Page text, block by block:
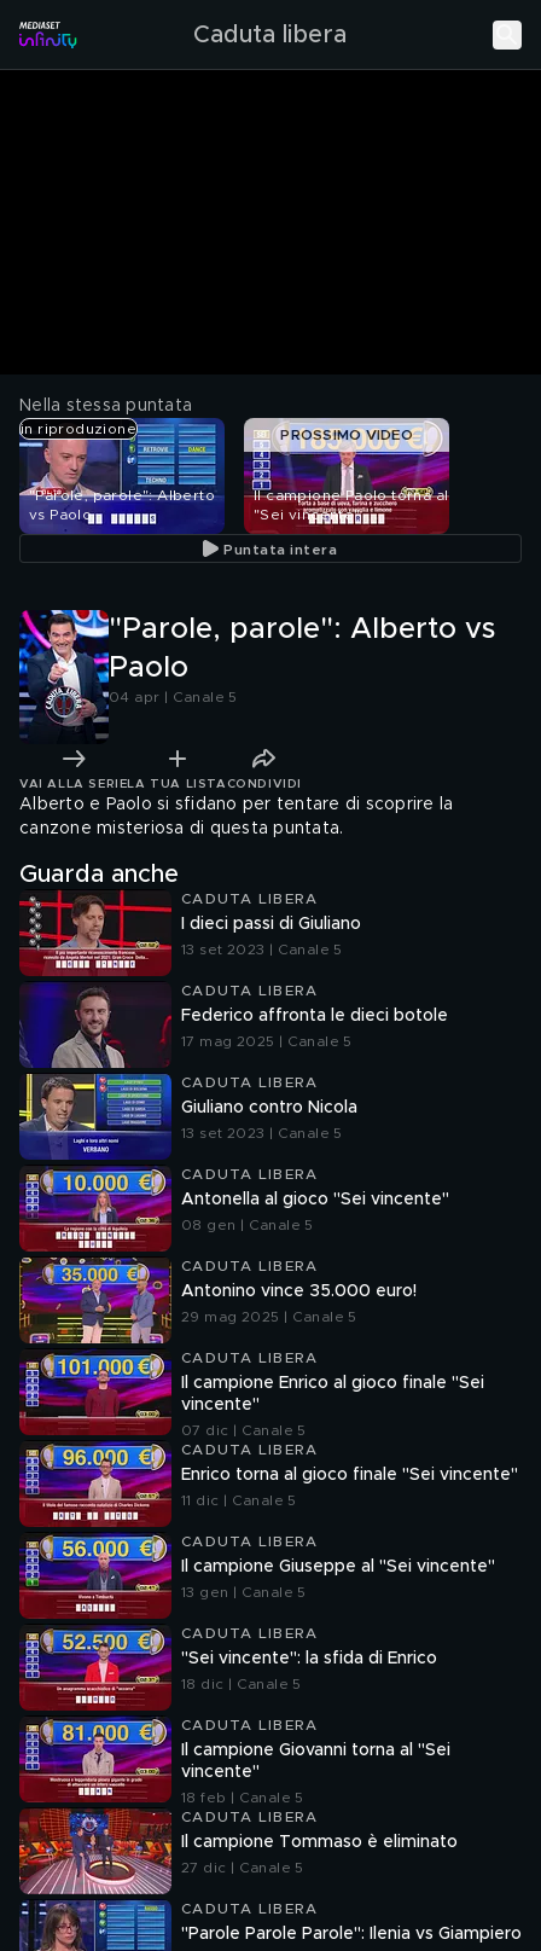
Caduta libera
Nella stessa puntata
in riproduzione
"Parole, parole": Alberto
vs Paolo
Il campione Paolo torna al
"Sei vincente"
PROSSIMO VIDEO
Puntata intera
"Parole, parole": Alberto vs
Paolo
04 apr | Canale 5
VAI ALLA SERIE LA TUA LISTA CONDIVIDI
Alberto e Paolo si sfidano per tentare di scoprire la
canzone misteriosa di questa puntata.
Guarda anche
CADUTA LIBERA
I dieci passi di Giuliano
13 set 2023 | Canale 5
CADUTA LIBERA
Federico affronta le dieci botole
17 mag 2025 | Canale 5
CADUTA LIBERA
Giuliano contro Nicola
13 set 2023 | Canale 5
CADUTA LIBERA
Antonella al gioco "Sei vincente"
08 gen | Canale 5
CADUTA LIBERA
Antonino vince 35.000 euro!
29 mag 2025 | Canale 5
CADUTA LIBERA
Il campione Enrico al gioco finale "Sei
vincente"
07 dic | Canale 5
CADUTA LIBERA
Enrico torna al gioco finale "Sei vincente"
11 dic | Canale 5
CADUTA LIBERA
Il campione Giuseppe al "Sei vincente"
13 gen | Canale 5
CADUTA LIBERA
"Sei vincente": la sfida di Enrico
18 dic | Canale 5
CADUTA LIBERA
Il campione Giovanni torna al "Sei
vincente"
18 feb | Canale 5
CADUTA LIBERA
Il campione Tommaso è eliminato
27 dic | Canale 5
CADUTA LIBERA
"Parole Parole Parole": Ilenia vs Giampiero